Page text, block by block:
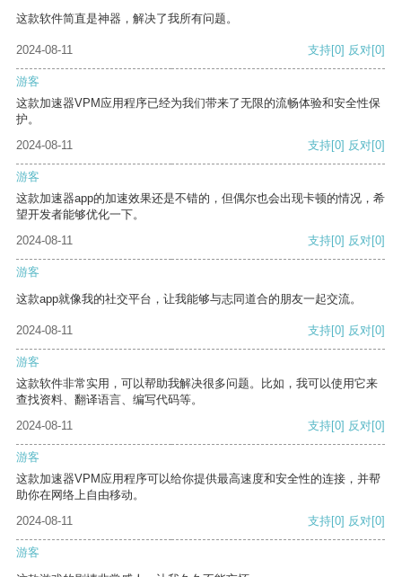
这款软件简直是神器，解决了我所有问题。
2024-08-11 支持[0] 反对[0]
游客
这款加速器VPM应用程序已经为我们带来了无限的流畅体验和安全性保
护。
2024-08-11
支持[0] 反对[0]
游客
这款加速器app的加速效果还是不错的，但偶尔也会出现卡顿的情况，希
望开发者能够优化一下。
2024-08-11
支持[0] 反对[0]
游客
这款app就像我的社交平台，让我能够与志同道合的朋友一起交流。
2024-08-11 支持[0] 反对[0]
游客
这款软件非常实用，可以帮助我解决很多问题。比如，我可以使用它来
查找资料、翻译语言、编写代码等。
2024-08-11
支持[0] 反对[0]
游客
这款加速器VPM应用程序可以给你提供最高速度和安全性的连接，并帮
助你在网络上自由移动。
2024-08-11
支持[0] 反对[0]
游客